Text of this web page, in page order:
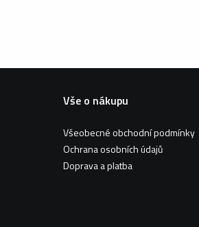
Vše o nákupu
Všeobecné obchodní podmínky
Ochrana osobních údajů
Doprava a platba